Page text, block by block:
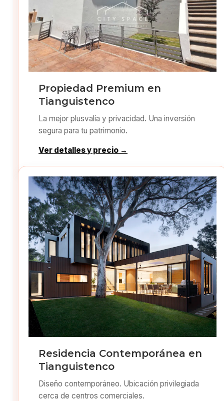
Propiedad Premium en
Tianguistenco
La mejor plusvalía y privacidad. Una inversión
segura para tu patrimonio.
Ver detalles y precio →
Residencia Contemporánea en
Tianguistenco
Diseño contemporáneo. Ubicación privilegiada
cerca de centros comerciales.